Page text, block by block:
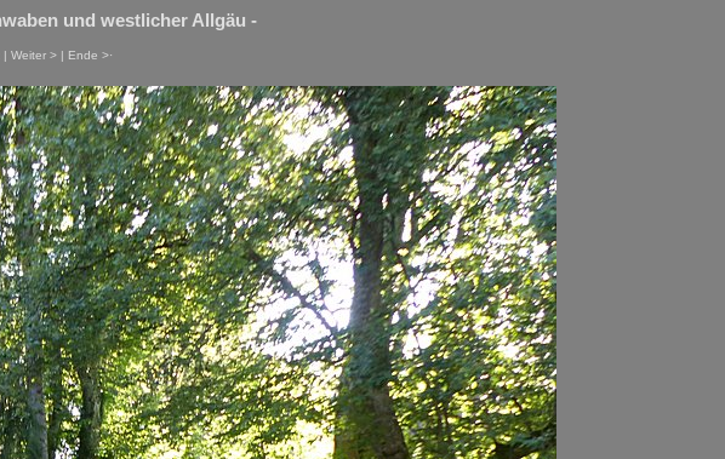
und westlicher Allgäu -
| Weiter > | Ende >·